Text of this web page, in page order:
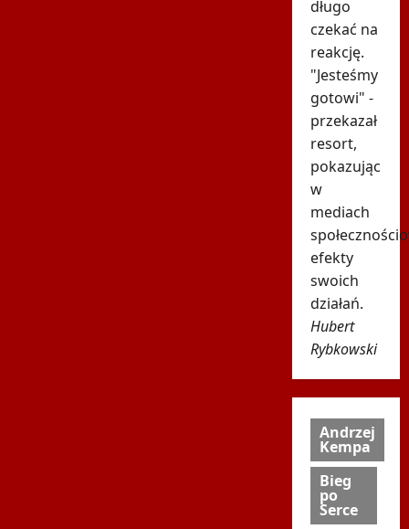
długo
czekać na
reakcję.
"Jesteśmy
gotowi" -
przekazał
resort,
pokazując
w
mediach
efekty
swoich
działań.
Hubert
Rybkowski
Andrzej
Kempa
Bieg
po
Serce